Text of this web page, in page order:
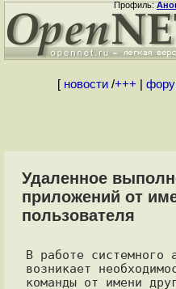
Профиль:
[ новости/+++
Удаленное
приложений от
пользователя
В работе системного
возникает
команды от имени